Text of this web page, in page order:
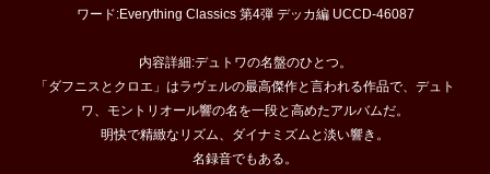
ワード:Everything Classics 第4弾 デッカ編 UCCD-46087
内容詳細:デュトワの名盤のひとつ。
「ダフニスとクロエ」はラヴェルの最高傑作と言われる作品で、デュト
ワ、モントリオール響の名を一段と高めたアルバムだ。
明快で精緻なリズム、ダイナミズムと淡い響き。
名録音でもある。